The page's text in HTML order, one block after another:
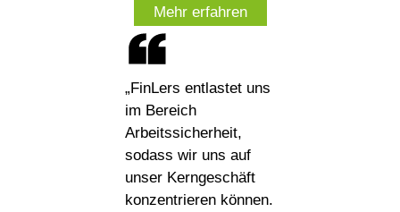
Mehr erfahren
„FinLers entlastet uns
im Bereich
Arbeitssicherheit,
sodass wir uns auf
unser Kerngeschäft
konzentrieren können.